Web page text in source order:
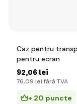
Caz pentru
pentru ecran
92,06 lei
76,09 lei fără TVA
+ 20 puncte